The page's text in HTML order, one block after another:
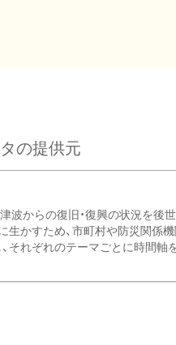
の提供元
波からの復旧・復興の状況を後
生かすため、市町村や防災関係
それぞれのテーマごとに時間